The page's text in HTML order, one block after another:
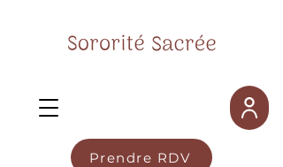
Prendre RDV